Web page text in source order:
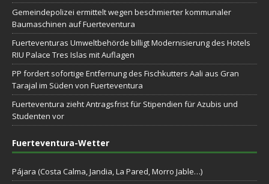
Gemeindepolizei ermittelt wegen beschmierter kommunaler
Baumaschinen auf Fuerteventura
Fuerteventuras Umweltbehörde billigt Modernisierung des Hotels
RIU Palace Tres Islas mit Auflagen
PP fordert sofortige Entfernung des Fischkutters Aali aus Gran
Tarajal im Süden von Fuerteventura
Fuerteventura zieht Antragsfrist für Stipendien für Azubis und
Studenten vor
Fuerteventura-Wetter
Pájara (Costa Calma, Jandia, La Pared, Morro Jable…)